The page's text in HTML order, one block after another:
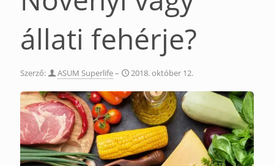
állati fehérje?
Szerző: ASUM Superlife– 2018. október 12.